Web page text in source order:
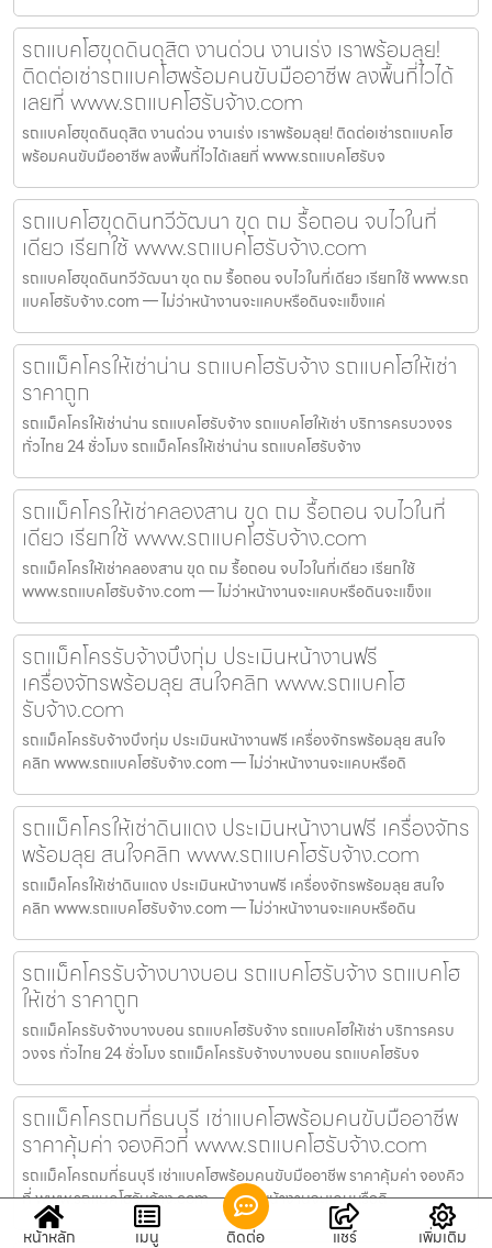
รถแบคโฮขุดดินดุสิต งานด่วน งานเร่ง เราพร้อมลุย!
ติดต่อเช่ารถแบคโฮพร้อมคนขับมืออาชีพ ลงพื้นที่ไวได้
เลยที่ www.รถแบคโฮรับจ้าง.com
รถแบคโฮขุดดินดุสิต งานด่วน งานเร่ง เราพร้อมลุย! ติดต่อเช่ารถแบคโฮ
พร้อมคนขับมืออาชีพ ลงพื้นที่ไวได้เลยที่ www.รถแบคโฮรับจ
รถแบคโฮขุดดินทวีวัฒนา ขุด ถม รื้อถอน จบไวในที่
เดียว เรียกใช้ www.รถแบคโฮรับจ้าง.com
รถแบคโฮขุดดินทวีวัฒนา ขุด ถม รื้อถอน จบไวในที่เดียว เรียกใช้ www.รถ
แบคโฮรับจ้าง.com — ไม่ว่าหน้างานจะแคบหรือดินจะแข็งแค่
รถแม็คโครให้เช่าน่าน รถแบคโฮรับจ้าง รถแบคโฮให้เช่า
ราคาถูก
รถแม็คโครให้เช่าน่าน รถแบคโฮรับจ้าง รถแบคโฮให้เช่า บริการครบวงจร
ทั่วไทย 24 ชั่วโมง รถแม็คโครให้เช่าน่าน รถแบคโฮรับจ้าง
รถแม็คโครให้เช่าคลองสาน ขุด ถม รื้อถอน จบไวในที่
เดียว เรียกใช้ www.รถแบคโฮรับจ้าง.com
รถแม็คโครให้เช่าคลองสาน ขุด ถม รื้อถอน จบไวในที่เดียว เรียกใช้
www.รถแบคโฮรับจ้าง.com — ไม่ว่าหน้างานจะแคบหรือดินจะแข็งแ
รถแม็คโครรับจ้างบึงกุ่ม ประเมินหน้างานฟรี
เครื่องจักรพร้อมลุย สนใจคลิก www.รถแบคโฮ
รับจ้าง.com
รถแม็คโครรับจ้างบึงกุ่ม ประเมินหน้างานฟรี เครื่องจักรพร้อมลุย สนใจ
คลิก www.รถแบคโฮรับจ้าง.com — ไม่ว่าหน้างานจะแคบหรือดิ
รถแม็คโครให้เช่าดินแดง ประเมินหน้างานฟรี เครื่องจักร
พร้อมลุย สนใจคลิก www.รถแบคโฮรับจ้าง.com
รถแม็คโครให้เช่าดินแดง ประเมินหน้างานฟรี เครื่องจักรพร้อมลุย สนใจ
คลิก www.รถแบคโฮรับจ้าง.com — ไม่ว่าหน้างานจะแคบหรือดิน
รถแม็คโครรับจ้างบางบอน รถแบคโฮรับจ้าง รถแบคโฮ
ให้เช่า ราคาถูก
รถแม็คโครรับจ้างบางบอน รถแบคโฮรับจ้าง รถแบคโฮให้เช่า บริการครบ
วงจร ทั่วไทย 24 ชั่วโมง รถแม็คโครรับจ้างบางบอน รถแบคโฮรับจ
รถแม็คโครถมที่ธนบุรี เช่าแบคโฮพร้อมคนขับมืออาชีพ
ราคาคุ้มค่า จองคิวที่ www.รถแบคโฮรับจ้าง.com
รถแม็คโครถมที่ธนบุรี เช่าแบคโฮพร้อมคนขับมืออาชีพ ราคาคุ้มค่า จองคิว
ที่ www.รถแบคโฮรับจ้าง.com — ไม่ว่าหน้างานจะแคบหรือดิ
หน้าหลัก เมนู ติดต่อ แชร์ เพิ่มเติม